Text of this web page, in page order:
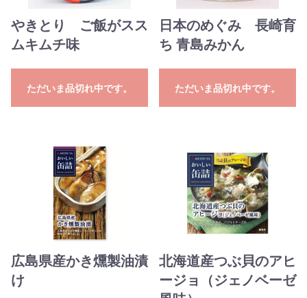
やきとり ご飯がスス
ムキムチ味
ただいま品切れ中です。
日本のめぐみ 長崎育
ち 青島みかん
ただいま品切れ中です。
広島県産かき燻製油漬
け
北海道産つぶ貝のアヒ
ージョ（ジェノベーゼ